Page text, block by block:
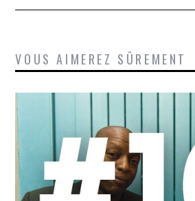
VOUS AIMEREZ SÛREMENT